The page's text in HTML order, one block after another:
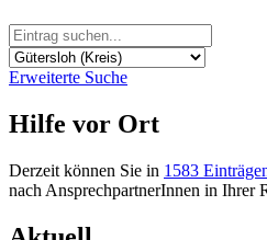
Erweiterte Suche
Hilfe vor Ort
Derzeit können Sie in 1583
nach AnsprechpartnerInnen in Ihrer